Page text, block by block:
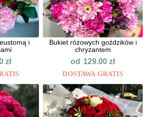
i
zł
Bukiet różowych goździków i
chryzantem
od 129.00zł
DOSTAWA GRATIS